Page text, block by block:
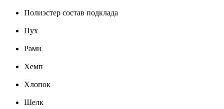
Полиэстер состав подклада
Пух
Рами
Хемп
Хлопок
Шелк